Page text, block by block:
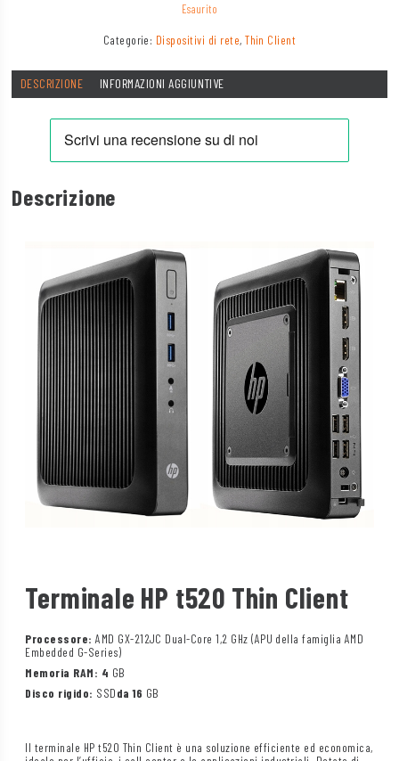
Esaurito
Categorie: Dispositivi di rete,Thin Client
DESCRIZIONE INFORMAZIONI AGGIUNTIVE
Descrizione
Terminale HP t520 Thin Client
Processore: AMD GX-212JC Dual-Core 1,2 GHz (APU della famiglia AMD
Embedded G-Series)
Memoria RAM: 4 GB
Disco rigido: SSDda 16 GB
Il terminale HP t520 Thin Client è una soluzione efficiente ed economica,